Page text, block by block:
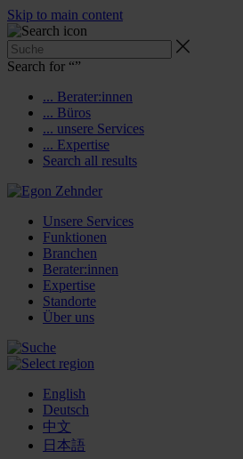
Skip to main content
Search for “”
... Berater:innen
... Büros
... unsere Services
... Expertise
Search all results
Unsere Services
Funktionen
Branchen
Berater:innen
Expertise
Standorte
Über uns
English
Deutsch
中文
日本語